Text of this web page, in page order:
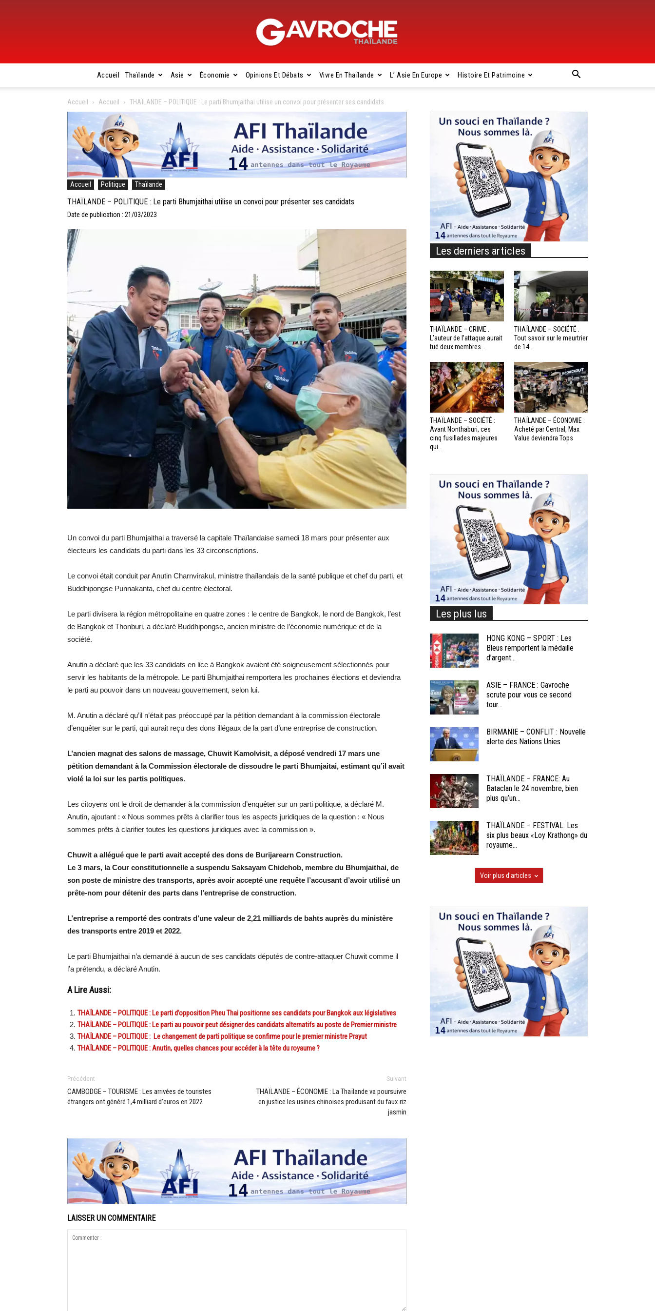
Gavroche
Thaïlande
Accueil Thaïlande Asie Économie Opinions Et Débats Vivre En Thaïlande L’ Asie En Europe Histoire Et Patrimoine
Accueil Accueil THAÏLANDE – POLITIQUE : Le parti Bhumjaithai utilise un convoi pour présenter ses candidats
Accueil Politique Thaïlande
THAÏLANDE – POLITIQUE : Le parti Bhumjaithai utilise un convoi pour présenter ses candidats
Date de publication : 21/03/2023
Un convoi du parti Bhumjaithai a traversé la capitale Thaïlandaise samedi 18 mars pour présenter aux
électeurs les candidats du parti dans les 33 circonscriptions.
Le convoi était conduit par Anutin Charnvirakul, ministre thaïlandais de la santé publique et chef du parti, et
Buddhipongse Punnakanta, chef du centre électoral.
Le parti divisera la région métropolitaine en quatre zones : le centre de Bangkok, le nord de Bangkok, l’est
de Bangkok et Thonburi, a déclaré Buddhipongse, ancien ministre de l’économie numérique et de la
société.
Anutin a déclaré que les 33 candidats en lice à Bangkok avaient été soigneusement sélectionnés pour
servir les habitants de la métropole. Le parti Bhumjaithai remportera les prochaines élections et deviendra
le parti au pouvoir dans un nouveau gouvernement, selon lui.
M. Anutin a déclaré qu’il n’était pas préoccupé par la pétition demandant à la commission électorale
d’enquêter sur le parti, qui aurait reçu des dons illégaux de la part d’une entreprise de construction.
L’ancien magnat des salons de massage, Chuwit Kamolvisit, a déposé vendredi 17 mars une
pétition demandant à la Commission électorale de dissoudre le parti Bhumjaitai, estimant qu’il avait
violé la loi sur les partis politiques.
Les citoyens ont le droit de demander à la commission d’enquêter sur un parti politique, a déclaré M.
Anutin, ajoutant : « Nous sommes prêts à clarifier tous les aspects juridiques de la question : « Nous
sommes prêts à clarifier toutes les questions juridiques avec la commission ».
Chuwit a allégué que le parti avait accepté des dons de Burijarearn Construction.
Le 3 mars, la Cour constitutionnelle a suspendu Saksayam Chidchob, membre du Bhumjaithai, de
son poste de ministre des transports, après avoir accepté une requête l’accusant d’avoir utilisé un
prête-nom pour détenir des parts dans l’entreprise de construction.
L’entreprise a remporté des contrats d’une valeur de 2,21 milliards de bahts auprès du ministère
des transports entre 2019 et 2022.
Le parti Bhumjaithai n’a demandé à aucun de ses candidats députés de contre-attaquer Chuwit comme il
l’a prétendu, a déclaré Anutin.
A Lire Aussi:
THAÏLANDE – POLITIQUE : Le parti d’opposition Pheu Thai positionne ses candidats pour Bangkok aux législatives
THAÏLANDE – POLITIQUE : Le parti au pouvoir peut désigner des candidats alternatifs au poste de Premier ministre
THAÏLANDE – POLITIQUE : Le changement de parti politique se confirme pour le premier ministre Prayut
THAÏLANDE – POLITIQUE : Anutin, quelles chances pour accéder à la tête du royaume ?
Précédent
CAMBODGE – TOURISME : Les arrivées de touristes
étrangers ont généré 1,4 milliard d’euros en 2022
Suivant
THAÏLANDE – ÉCONOMIE : La Thaïlande va poursuivre
en justice les usines chinoises produisant du faux riz
jasmin
LAISSER UN COMMENTAIRE
Les derniers articles
THAÏLANDE – CRIME :
L’auteur de l’attaque aurait
tué deux membres...
THAÏLANDE – SOCIÉTÉ :
Tout savoir sur le meurtrier
de 14...
THAÏLANDE – SOCIÉTÉ :
Avant Nonthaburi, ces
cinq fusillades majeures
qui...
THAÏLANDE – ÉCONOMIE :
Acheté par Central, Max
Value deviendra Tops
Les plus lus
HONG KONG – SPORT : Les
Bleus remportent la médaille
d’argent...
ASIE – FRANCE : Gavroche
scrute pour vous ce second
tour...
BIRMANIE – CONFLIT : Nouvelle
alerte des Nations Unies
THAÏLANDE – FRANCE: Au
Bataclan le 24 novembre, bien
plus qu’un...
THAÏLANDE – FESTIVAL: Les
six plus beaux «Loy Krathong» du
royaume...
Voir plus d'articles